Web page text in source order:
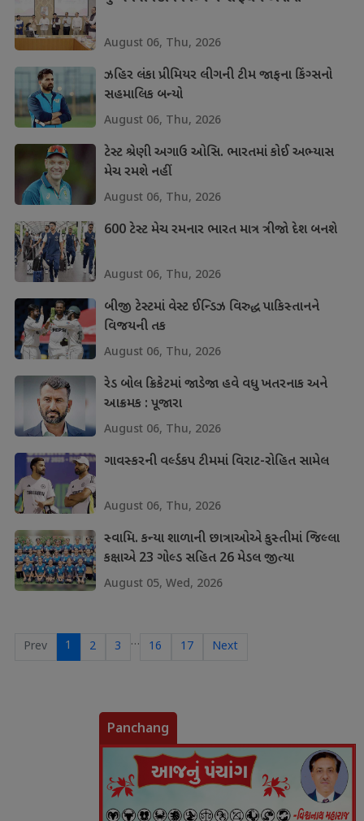
August 06, Thu, 2026
ઝહિર લંકા પ્રીમિયર લીગની ટીમ જાફના કિંગ્સનો
સહમાલિક બન્યો
August 06, Thu, 2026
ટેસ્ટ શ્રેણી અગાઉ ઓસિ. ભારતમાં કોઈ અભ્યાસ
મેચ રમશે નહીં
August 06, Thu, 2026
600 ટેસ્ટ મેચ રમનાર ભારત માત્ર ત્રીજો દેશ બનશે
August 06, Thu, 2026
બીજી ટેસ્ટમાં વેસ્ટ ઈન્ડિઝ વિરુદ્ધ પાકિસ્તાનને
વિજયની તક
August 06, Thu, 2026
રેડ બોલ ક્રિકેટમાં જાડેજા હવે વધુ ખતરનાક અને
આક્રમક : પૂજારા
August 06, Thu, 2026
ગાવસ્કરની વર્લ્ડકપ ટીમમાં વિરાટ-રોહિત સામેલ
August 06, Thu, 2026
સ્વામિ. કન્યા શાળાની છાત્રાઓએ કુસ્તીમાં જિલ્લા
કક્ષાએ 23 ગોલ્ડ સહિત 26 મેડલ જીત્યા
August 05, Wed, 2026
Prev 1 2 3 … 16 17 Next
Panchang